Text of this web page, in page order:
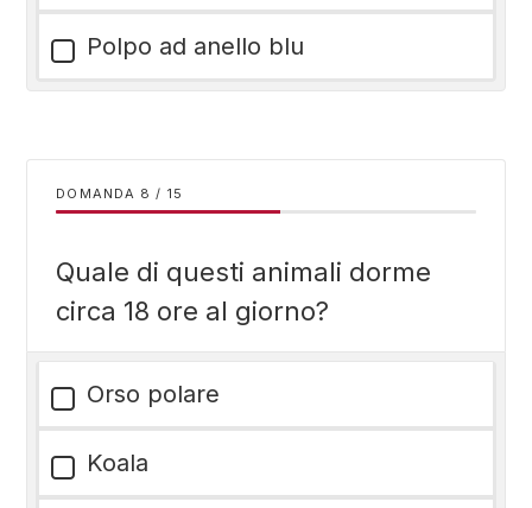
Polpo ad anello blu
DOMANDA / 15
Quale di questi animali dorme
circa 18 ore al giorno?
Orso polare
Koala